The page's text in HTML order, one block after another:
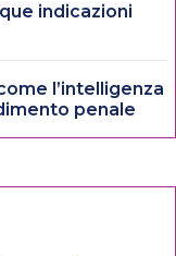
indicazioni
l’intelligenza
penale